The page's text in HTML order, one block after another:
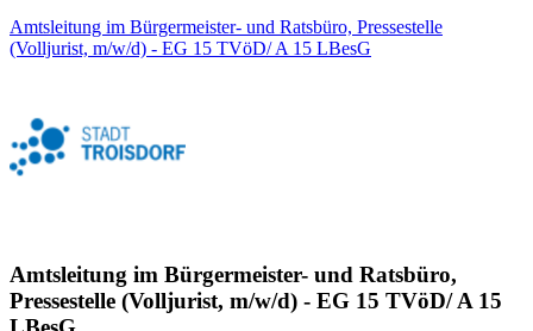
Amtsleitung im Bürgermeister- und Ratsbüro, Pressestelle
(Volljurist, m/w/d) - EG 15 TVöD/ A 15 LBesG
Amtsleitung im Bürgermeister- und Ratsbüro,
Pressestelle (Volljurist, m/w/d) - EG 15 TVöD/ A 15